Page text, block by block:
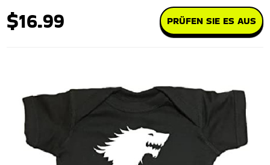
$16.99 PRÜFEN SIE ES AUS